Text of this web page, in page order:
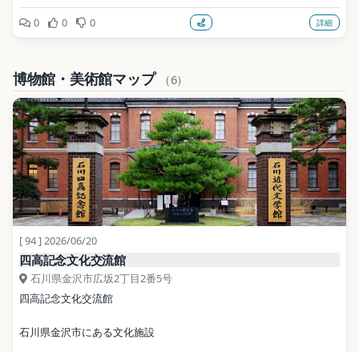
地点データ: Wikidata (CC0)
0 0 0 詳細
博物館・美術館マップ （6）
[ 94 ] 2026/06/20
四高記念文化交流館
石川県金沢市広坂2丁目2番5号
四高記念文化交流館
石川県金沢市にある文化施設